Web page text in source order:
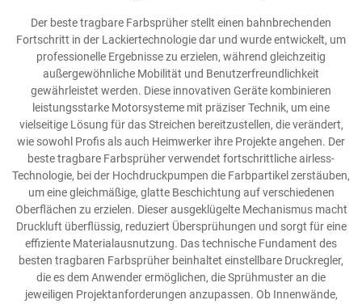
Der beste tragbare Farbsprüher stellt einen bahnbrechenden
Fortschritt in der Lackiertechnologie dar und wurde entwickelt, um
professionelle Ergebnisse zu erzielen, während gleichzeitig
außergewöhnliche Mobilität und Benutzerfreundlichkeit
gewährleistet werden. Diese innovativen Geräte kombinieren
leistungsstarke Motorsysteme mit präziser Technik, um eine
vielseitige Lösung für das Streichen bereitzustellen, die verändert,
wie sowohl Profis als auch Heimwerker ihre Projekte angehen. Der
beste tragbare Farbsprüher verwendet fortschrittliche airless-
Technologie, bei der Hochdruckpumpen die Farbpartikel zerstäuben,
um eine gleichmäßige, glatte Beschichtung auf verschiedenen
Oberflächen zu erzielen. Dieser ausgeklügelte Mechanismus macht
Druckluft überflüssig, reduziert Übersprühungen und sorgt für eine
effiziente Materialausnutzung. Das technische Fundament des
besten tragbaren Farbsprüher beinhaltet einstellbare Druckregler,
die es dem Anwender ermöglichen, die Sprühmuster an die
jeweiligen Projektanforderungen anzupassen. Ob Innenwände,